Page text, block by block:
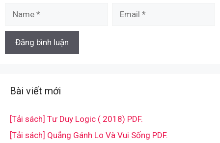
Bài viết mới
[Tải sách] Tư Duy Logic ( 2018) PDF.
[Tải sách] Quẳng Gánh Lo Và Vui Sống PDF.